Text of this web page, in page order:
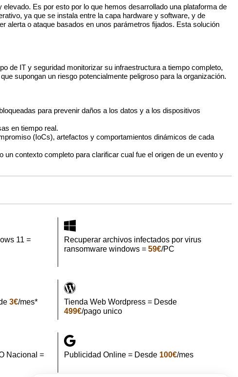
Es por esto por lo que hemos desarrollado una plataforma de
ya que se instala entre la capa hardware y software, y de
alerta o ataque basados en unos parámetros fijados. Esta solución
de IT y seguridad monitorizar su infraestructura a tiempo completo,
supongan un riesgo potencialmente peligroso para la organización.
para prevenir daños a los datos y a los dispositivos
en tiempo real.
(IoCs), artefactos y comportamientos dinámicos de cada
contexto completo para clarificar cual fue el origen de un evento y
11 =
Recuperar archivos infectados por virus
ransomware windows = 59€/PC
3€/mes*
Tienda Web Wordpress = Desde
499€/pago unico
Nacional =
Publicidad Online = Desde 100€/mes